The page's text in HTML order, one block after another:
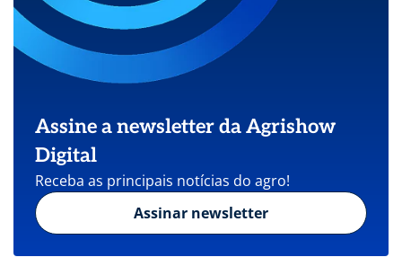
Assine a newsletter da Agrishow
Digital
Receba as principais notícias do agro!
Assinar newsletter